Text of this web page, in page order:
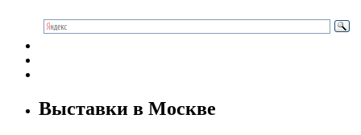
Выставки в Москве